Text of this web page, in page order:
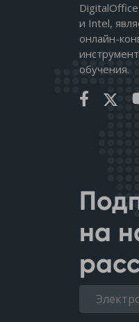
и Intel,
онлайн-
обучения.
на